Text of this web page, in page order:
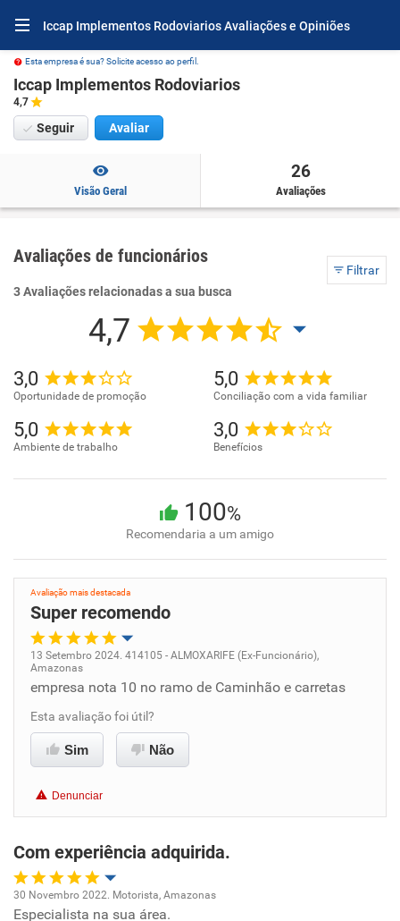
Iccap Implementos Rodoviarios Avaliações e Opiniões
Esta empresa é sua? Solicite acesso ao perfil.
Iccap Implementos Rodoviarios
4,7
Seguir Avaliar
Visão Geral
26
Avaliações
Avaliações de funcionários
Filtrar
3 Avaliações relacionadas a sua busca
4,7
3,0
Oportunidade de promoção
5,0
Conciliação com a vida familiar
5,0
Ambiente de trabalho
3,0
Benefícios
100%
Recomendaria a um amigo
Avaliação mais destacada
Super recomendo
Oportunidade de promoção
Ambiente de trabalho
Conciliação com a vida familiar
Recomenda esta empresa
13 Setembro 2024. 414105 - ALMOXARIFE (Ex-Funcionário),
Amazonas
empresa nota 10 no ramo de Caminhão e carretas
Esta avaliação foi útil?
Sim Não
Denunciar
Com experiência adquirida.
Oportunidade de promoção
30 Novembro 2022. Motorista, Amazonas
Especialista na sua área.